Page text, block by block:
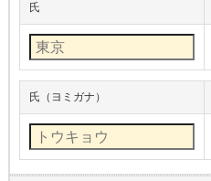
氏
氏（ヨミガナ）